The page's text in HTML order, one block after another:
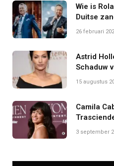
Wie is
Duitse
26 februari
Astrid
Schaduw
15 augustus
Camila
3 september